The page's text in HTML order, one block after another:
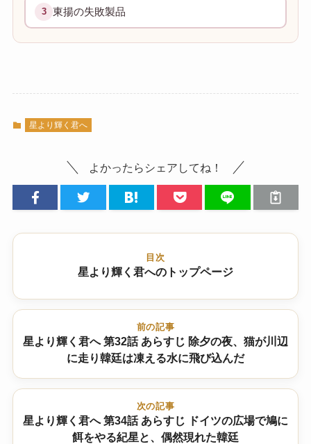
3 東揚の失敗製品
星より輝く君へ
よかったらシェアしてね！
目次
星より輝く君へのトップページ
前の記事
星より輝く君へ 第32話 あらすじ 除夕の夜、猫が川辺
に走り韓廷は凍える水に飛び込んだ
次の記事
星より輝く君へ 第34話 あらすじ ドイツの広場で鳩に
餌をやる紀星と、偶然現れた韓廷